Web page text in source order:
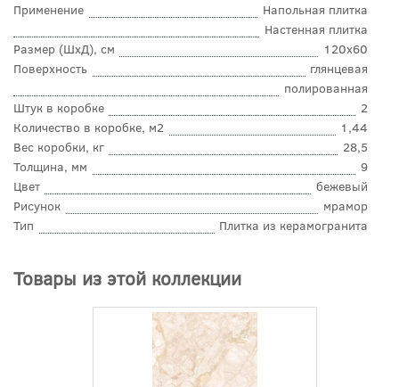
Применение
Напольная плитка
Настенная плитка
Размер (ШхД), см
120x60
Поверхность
глянцевая
полированная
Штук в коробке
2
Количество в коробке, м2
1,44
Вес коробки, кг
28,5
Толщина, мм
9
Цвет
бежевый
Рисунок
мрамор
Тип
Плитка из керамогранита
Товары из этой коллекции